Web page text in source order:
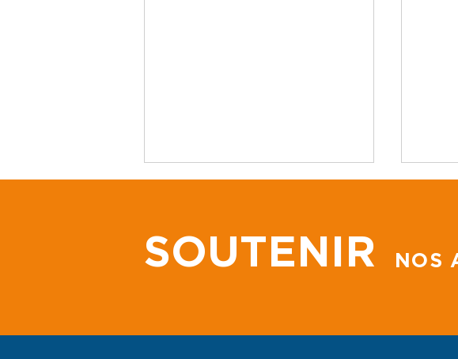
unissent leurs forces
SOUTENIR NOS